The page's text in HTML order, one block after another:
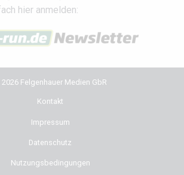
hier anmelden:
Felgenhauer Medien GbR
Kontakt
Impressum
Datenschutz
Nutzungsbedingungen